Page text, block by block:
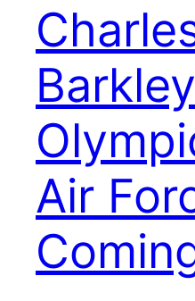
Air